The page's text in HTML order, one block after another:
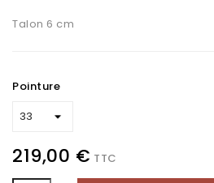
Talon 6 cm
Pointure
219,00 € TTC